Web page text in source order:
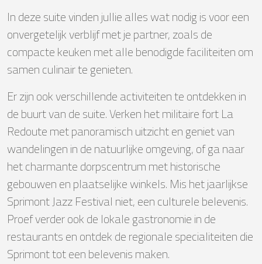
In deze suite vinden jullie alles wat nodig is voor een
onvergetelijk verblijf met je partner, zoals de
compacte keuken met alle benodigde faciliteiten om
samen culinair te genieten.
Er zijn ook verschillende activiteiten te ontdekken in
de buurt van de suite. Verken het militaire fort La
Redoute met panoramisch uitzicht en geniet van
wandelingen in de natuurlijke omgeving, of ga naar
het charmante dorpscentrum met historische
gebouwen en plaatselijke winkels. Mis het jaarlijkse
Sprimont Jazz Festival niet, een culturele belevenis.
Proef verder ook de lokale gastronomie in de
restaurants en ontdek de regionale specialiteiten die
Sprimont tot een belevenis maken.